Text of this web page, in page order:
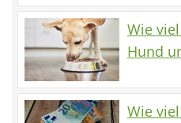
Wie
Hund
Wie